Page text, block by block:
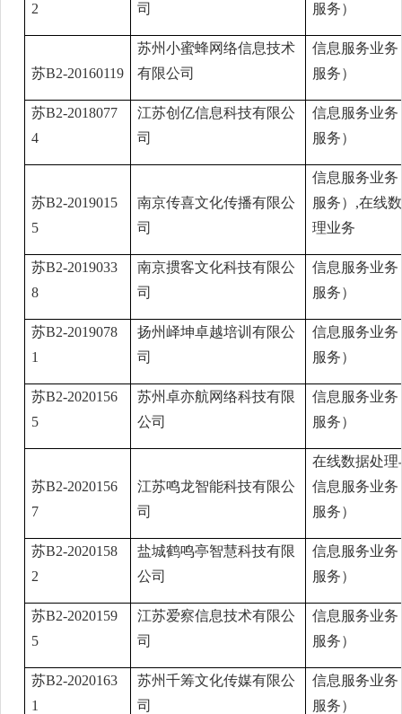
2
司
服务）
苏B2-20160119
苏州小蜜蜂网络信息技术
有限公司
信息服务业
服务）
苏B2-2018077
4
江苏创亿信息科技有限公
司
信息服务业
服务）
苏B2-2019015
5
南京传喜文化传播有限公
司
信息服务业
服务）,在线
理业务
苏B2-2019033
8
南京掼客文化科技有限公
司
信息服务业
服务）
苏B2-2019078
1
扬州峄坤卓越培训有限公
司
信息服务业
服务）
苏B2-2020156
5
苏州卓亦航网络科技有限
公司
信息服务业
服务）
苏B2-2020156
7
江苏鸣龙智能科技有限公
司
在线数据处
信息服务业
服务）
苏B2-2020158
2
盐城鹤鸣亭智慧科技有限
公司
信息服务业
服务）
苏B2-2020159
5
江苏爱察信息技术有限公
司
信息服务业
服务）
苏B2-2020163
1
苏州千筹文化传媒有限公
司
信息服务业
服务）